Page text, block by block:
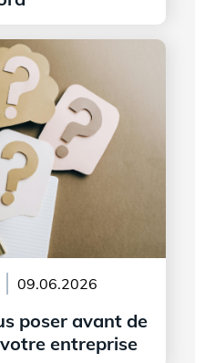
09.06.2026
poser avant de
entreprise
avant de créer le logo